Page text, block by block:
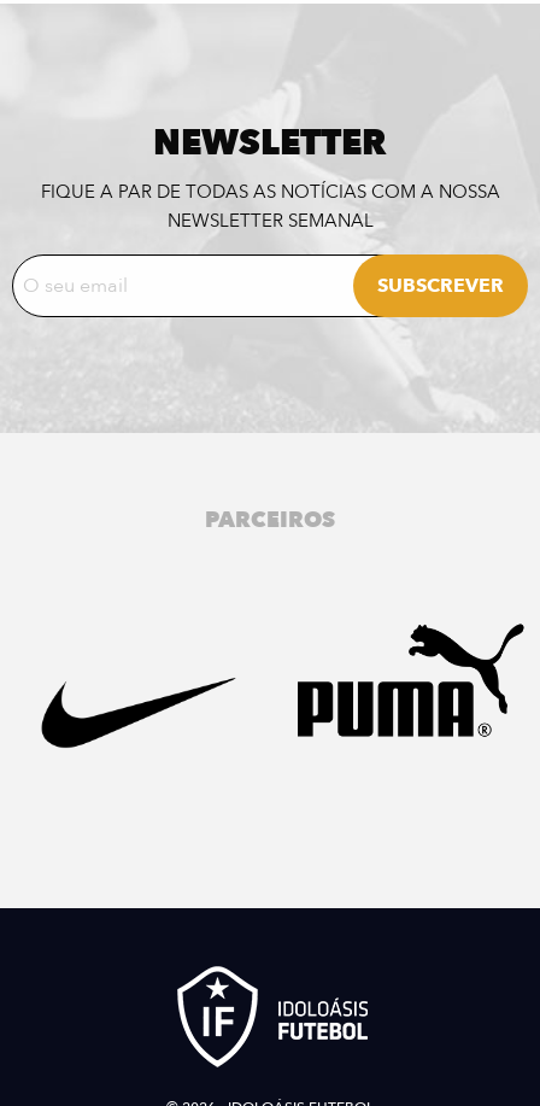
NEWSLETTER
FIQUE A PAR DE TODAS AS NOTÍCIAS COM A NOSSA
NEWSLETTER SEMANAL
PARCEIROS